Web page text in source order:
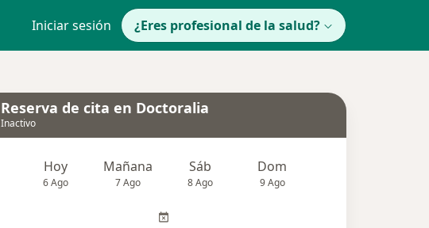
Iniciar sesión ¿Eres profesional de la salud?
Reserva de cita en Doctoralia
Inactivo
Hoy
6 Ago
Mañana
7 Ago
Sáb
8 Ago
Dom
9 Ago